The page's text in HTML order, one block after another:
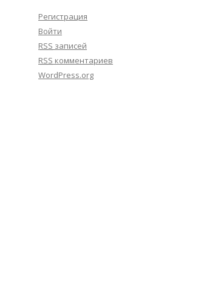
Регистрация
Войти
RSS записей
RSS комментариев
WordPress.org